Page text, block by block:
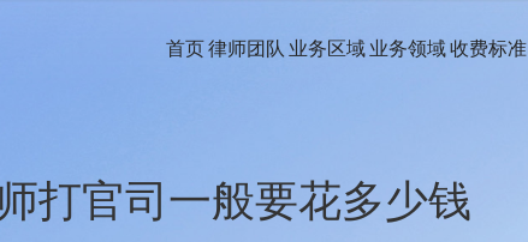
首页律师团队 业务区域 业务领域收费标准
打官司一般要花多少钱